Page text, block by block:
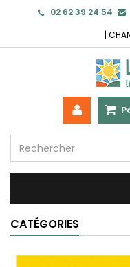
02 62 39 24 54
|
CATÉGORIES